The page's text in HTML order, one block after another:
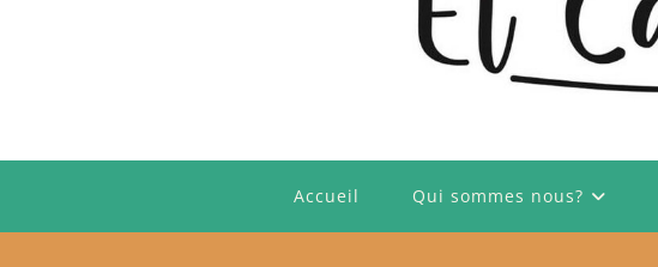
Accueil Qui sommes nous?